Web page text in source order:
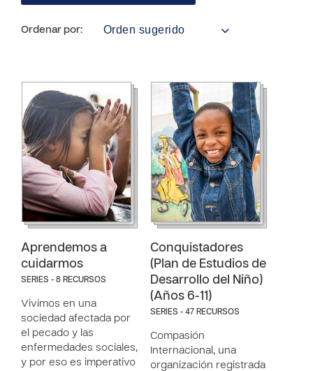
Ordenar por: Orden sugerido
Aprendemos a
cuidarmos
SERIES - 8 RECURSOS
Vivimos en una
sociedad afectada por
el pecado y las
enfermedades sociales,
y por eso es imperativo
Conquistadores
(Plan de Estudios de
Desarrollo del Niño)
(Años 6-11)
SERIES - 47 RECURSOS
Compasión
Internacional, una
organización registrada